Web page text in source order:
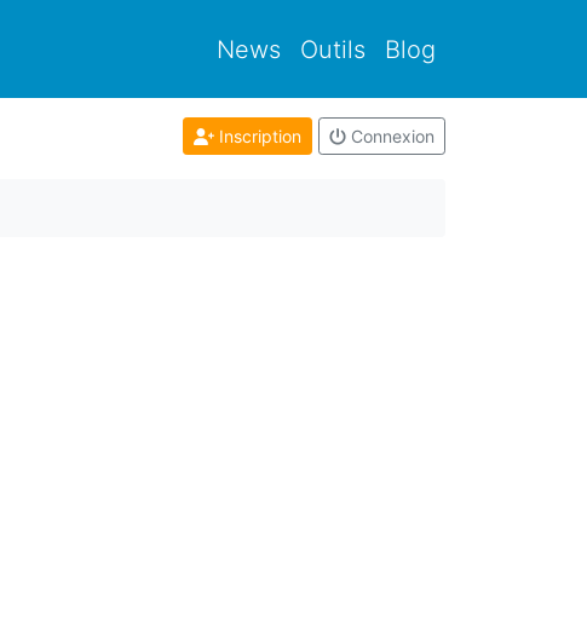
News Outils Blog
Inscription Connexion